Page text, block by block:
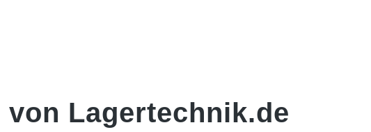
von Lagertechnik.de